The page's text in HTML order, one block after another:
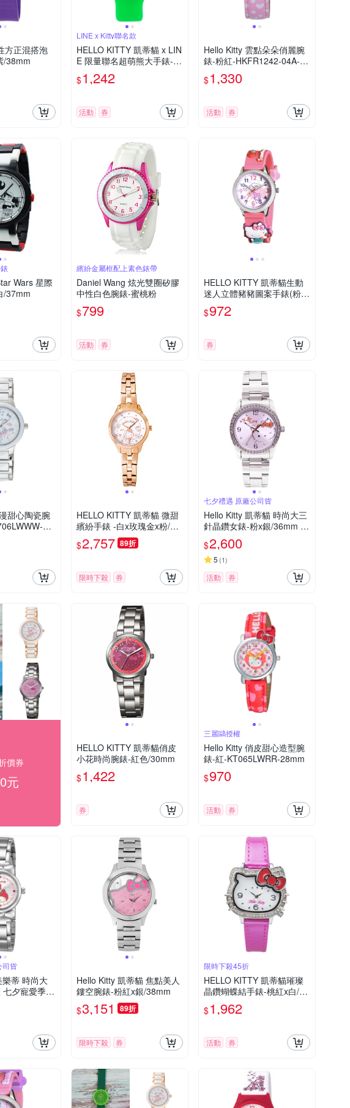
方正混搭泡
/38mm
LINE x Kitty聯名款
HELLO KITTY 凱蒂貓 x LIN
E 限量聯名超萌熊大手錶-
綠/40mm
$1,242
活動 券
Hello Kitty 雲點朵朵俏麗腕
錶-粉紅-HKFR1242-04A-28
mm
$1,330
活動 券
Wars 星際
/37mm
繽紛金屬框配上素色錶帶
Daniel Wang 炫光雙圈矽膠
中性白色腕錶-蜜桃粉
$799
活動 券
HELLO KITTY 凱蒂貓生動
迷人立體豬豬圖案手錶(粉色
KT077LWWR)
$972
券
甜心陶瓷腕
32
HELLO KITTY 凱蒂貓 微甜
繽紛手錶 -白x玫瑰金x粉/27
mm
$2,757 89折
限時下殺 券
七夕禮遇 原廠公司貨
Hello Kitty 凱蒂貓 時尚大三
針晶鑽女錶-粉x銀/36mm L
K691LWPA-S 七夕寵愛季
送禮推薦
$2,600
5 (1)
活動 券
價券
元
HELLO KITTY 凱蒂貓俏皮
小花時尚腕錶-紅色/30mm
$1,422
券
三麗鷗授權
Hello Kitty 俏皮甜心造型腕
錶-紅-KT065LWRR-28mm
$970
活動 券
司貨
蒂 時尚大
七夕寵愛季
LK697L
Hello Kitty 凱蒂貓 焦點美人
鏤空腕錶-粉紅x銀/38mm
$3,151 89折
限時下殺 券
限時下殺45折
HELLO KITTY 凱蒂貓璀璨
晶鑽蝴蝶結手錶-桃紅x白/35
mm
$1,962
活動 券